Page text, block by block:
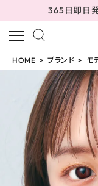
365日即日
meeting_room ログイン
HOME ブランド モ